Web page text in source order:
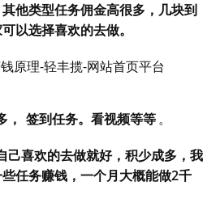
他类型任务佣金高很多，几块到
以选择喜欢的去做。
， 签到任务。看视频等等。
己喜欢的去做就好，积少成多，我
任务赚钱，一个月大概能做2千